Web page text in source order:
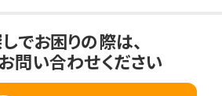
でお困りの際は、
問い合わせください